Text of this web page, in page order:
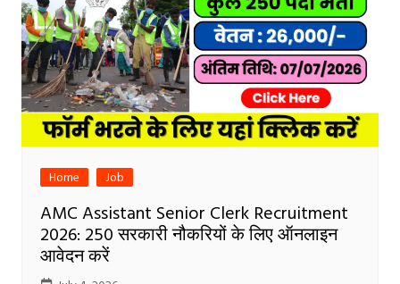
Home Job
AMC Assistant Senior Clerk Recruitment
2026: 250 सरकारी नौकरियों के लिए ऑनलाइन
आवेदन करें